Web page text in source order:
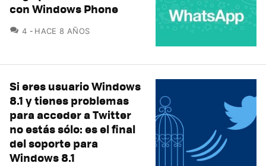
con Windows Phone
4 COMENTARIOS
HACE 8 AÑOS
Si eres usuario Windows
8.1 y tienes problemas
para acceder a Twitter
no estás sólo: es el final
del soporte para
Windows 8.1